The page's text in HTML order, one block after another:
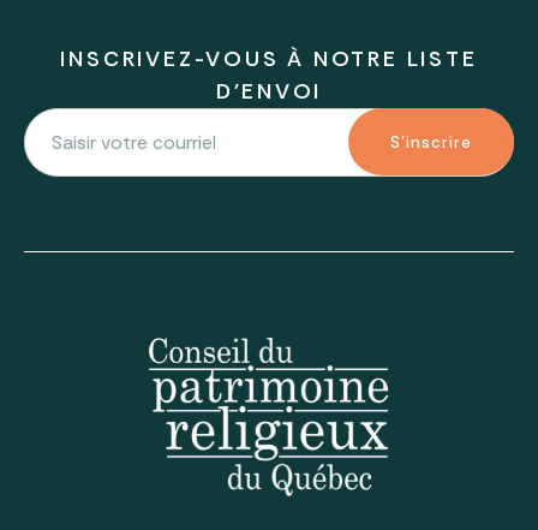
INSCRIVEZ-VOUS À NOTRE LISTE
D'ENVOI
S'inscrire